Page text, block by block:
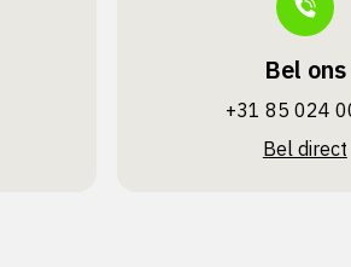
Bel ons
+31 85 024
Bel direct